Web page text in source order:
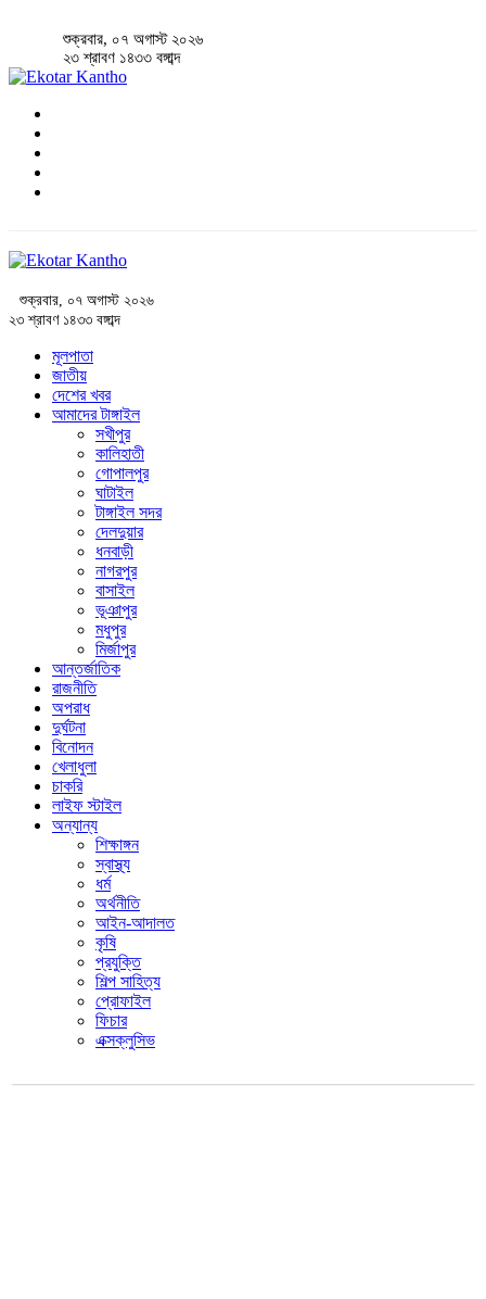
শুক্রবার, ০৭ অগাস্ট ২০২৬
২৩ শ্রাবণ ১৪৩৩ বঙ্গাব্দ
শুক্রবার, ০৭ অগাস্ট ২০২৬
২৩ শ্রাবণ ১৪৩৩ বঙ্গাব্দ
মূলপাতা
জাতীয়
দেশের খবর
আমাদের টাঙ্গাইল
সখীপুর
কালিহাতী
গোপালপুর
ঘাটাইল
টাঙ্গাইল সদর
দেলদুয়ার
ধনবাড়ী
নাগরপুর
বাসাইল
ভূঞাপুর
মধুপুর
মির্জাপুর
আন্তর্জাতিক
রাজনীতি
অপরাধ
দুর্ঘটনা
বিনোদন
খেলাধুলা
চাকরি
লাইফ স্টাইল
অন্যান্য
শিক্ষাঙ্গন
স্বাস্থ্য
ধর্ম
অর্থনীতি
আইন-আদালত
কৃষি
প্রযুক্তি
শিল্প সাহিত্য
প্রোফাইল
ফিচার
এক্সক্লুসিভ